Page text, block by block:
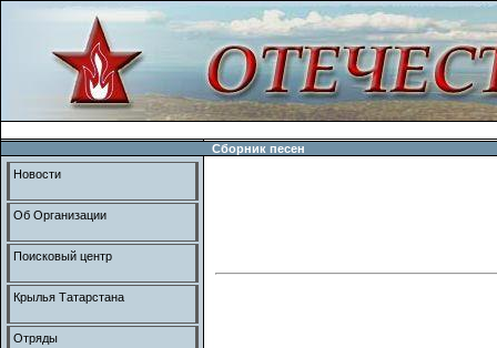
Сборник песен
Новости
Об Организации
Поисковый центр
Крылья Татарстана
Отряды